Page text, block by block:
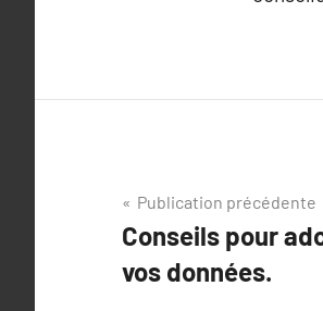
Navigation
de
l’article
Publication précédente
Conseils pour
vos données.